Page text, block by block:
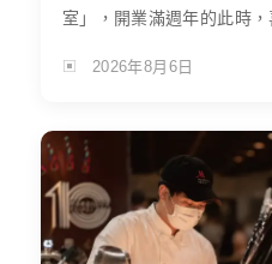
室」，開業滿週年的此時，
2026年8月6日